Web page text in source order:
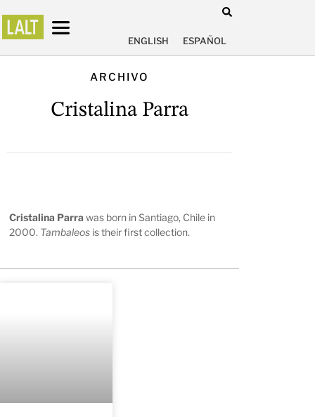
ENGLISH ESPAÑOL
ARCHIVO
Cristalina Parra
Cristalina Parrawas born in Santiago, Chile in
2000. Tambaleos is their first collection.